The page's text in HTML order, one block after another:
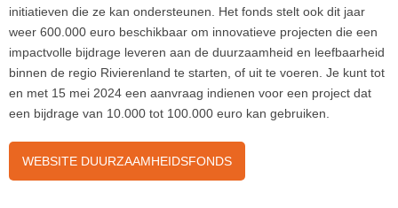
initiatieven die ze kan ondersteunen. Het fonds stelt ook dit jaar
weer 600.000 euro beschikbaar om innovatieve projecten die een
impactvolle bijdrage leveren aan de duurzaamheid en leefbaarheid
binnen de regio Rivierenland te starten, of uit te voeren. Je kunt tot
en met 15 mei 2024 een aanvraag indienen voor een project dat
een bijdrage van 10.000 tot 100.000 euro kan gebruiken.
WEBSITE DUURZAAMHEIDSFONDS